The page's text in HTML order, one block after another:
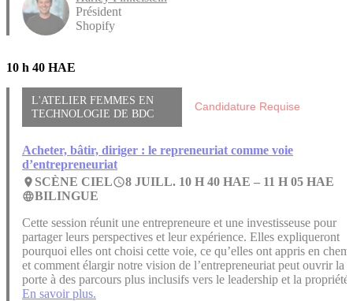
Président
Shopify
10 h 40 HAE
L'ATELIER FEMMES EN
TECHNOLOGIE DE BDC
Candidature Requise
Acheter, bâtir, diriger : le repreneuriat comme voie
d’entrepreneuriat
place SCÈNE CIELaccess_time8 JUILL. 10 H 40 HAE – 11 H 05 HAE
languageBILINGUE
Cette session réunit une entrepreneure et une investisseuse pour
partager leurs perspectives et leur expérience. Elles expliqueront
pourquoi elles ont choisi cette voie, ce qu’elles ont appris en
et comment élargir notre vision de l’entrepreneuriat peut ouvrir la
porte à des parcours plus inclusifs vers le leadership et la propriété.
En savoir plus.